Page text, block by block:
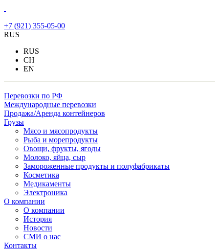
+7 (921) 355-05-00
RUS
RUS
CH
EN
Перевозки по РФ
Международные перевозки
Продажа/Аренда контейнеров
Грузы
Мясо и мясопродукты
Рыба и морепродукты
Овощи, фрукты, ягоды
Молоко, яйца, сыр
Замороженные продукты и полуфабрикаты
Косметика
Медикаменты
Электроника
О компании
О компании
История
Новости
СМИ о нас
Контакты